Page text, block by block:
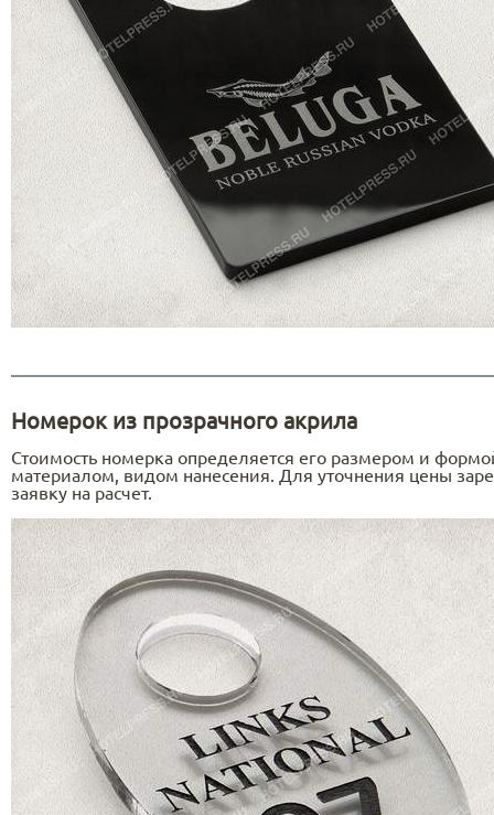
Номерок из прозрачного акрила
Стоимость номерка определяется его размером и
материалом, видом нанесения. Для уточнения цены
заявку на расчет.